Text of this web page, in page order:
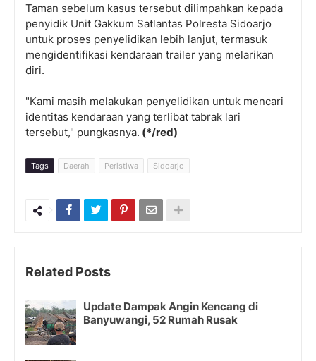
Taman sebelum kasus tersebut dilimpahkan kepada
penyidik Unit Gakkum Satlantas Polresta Sidoarjo
untuk proses penyelidikan lebih lanjut, termasuk
mengidentifikasi kendaraan trailer yang melarikan
diri.
"Kami masih melakukan penyelidikan untuk mencari
identitas kendaraan yang terlibat tabrak lari
tersebut," pungkasnya. (*/red)
Tags Daerah Peristiwa Sidoarjo
Related Posts
Update Dampak Angin Kencang di
Banyuwangi, 52 Rumah Rusak